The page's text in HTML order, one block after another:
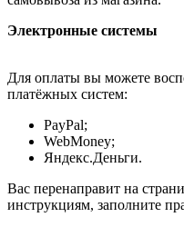
Электронные системы
Для оплаты вы можете
платёжных систем:
PayPal;
WebMoney;
Яндекс.Деньги.
Вас перенаправит на
инструкциям, заполните